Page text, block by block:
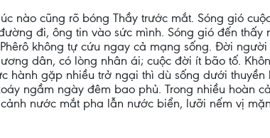
nào cũng rõ bóng Thầy trước mắt. Sóng gió
đi, ông tin vào sức mình. Sóng gió đến thấy
không tự cứu ngay cả mạng sống. Đời
dân, có lòng nhân ái; cuộc đời ít bão tố.
hành gặp nhiều trở ngại thì dù sống dưới thuyền
ngầm ngày đêm bao phủ. Trong nhiều hoàn
nước mắt pha lẫn nước biển, lưỡi nếm vị